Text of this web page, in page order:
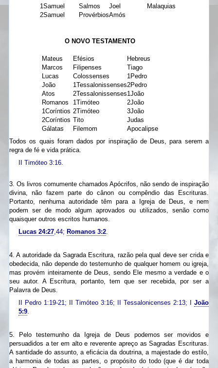
1Samuel
Salmos Joel
Malaquias
2Samuel
ProvérbiosAmós
O NOVO TESTAMENTO
Mateus Efésios
Hebreus
Marcos
Filipenses
Tiago
Lucas
Colossenses
1Pedro
João
1Tessalonissenses2Pedro
Atos
2Tessalonissenses1João
Romanos
1Timóteo
2João
1Coríntios 2Timóteo
3João
2Coríntios Tito
Judas
Gálatas
Filemom
Apocalipse
Todos os quais foram dados por inspiração de Deus, para serem a
regra de fé e vida prática.
II Timóteo 3:16.
3. Os livros comumente chamados Apócrifos, não sendo de inspiração
divina, não fazem parte do cânon ou compêndio das Escrituras.
Portanto, nenhuma autoridade têm para a Igreja de Deus, e nem
podem ser de modo algum aprovados ou utilizados, senão como
quaisquer outros escritos humanos.
Lucas 24:27,44; Romanos 3:2.
4. A autoridade da Sagrada Escritura, razão pela qual deve ser crida e
obedecida, não depende do testemunho de qualquer homem ou igreja,
mas provém inteiramente de Deus, sendo Ele mesmo a verdade e o
seu autor. A Escritura, portanto, tem que ser recebida, por ser a
Palavra de Deus.
II Pedro 1:19-21; II Timóteo 3:16; II Tessalonicenses 2:13; I João
5:9.
5. Pelo testemunho da Igreja de Deus podemos ser movidos e
persuadidos a ter em alto e reverente apreço as Sagradas Escrituras.
A santidade do assunto, a eficácia da doutrina, a majestade do estilo,
a harmonia de todas as partes, o propósito do todo (que é dar toda